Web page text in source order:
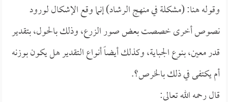
وقوله هنا: (مشكلة في منهج الرشاد) إنما وقع الإشكال لورود
نصوص أخرى خصصت بعض صور الزرع، وذلك بالحول، بتقدير
قدر معين، بنوع الجباية، وكذلك أيضاً أنواع التقدير هل يكون بوزنه
أم يكتفى في ذلك بالخرص؟.
قال رحمه الله تعالى: